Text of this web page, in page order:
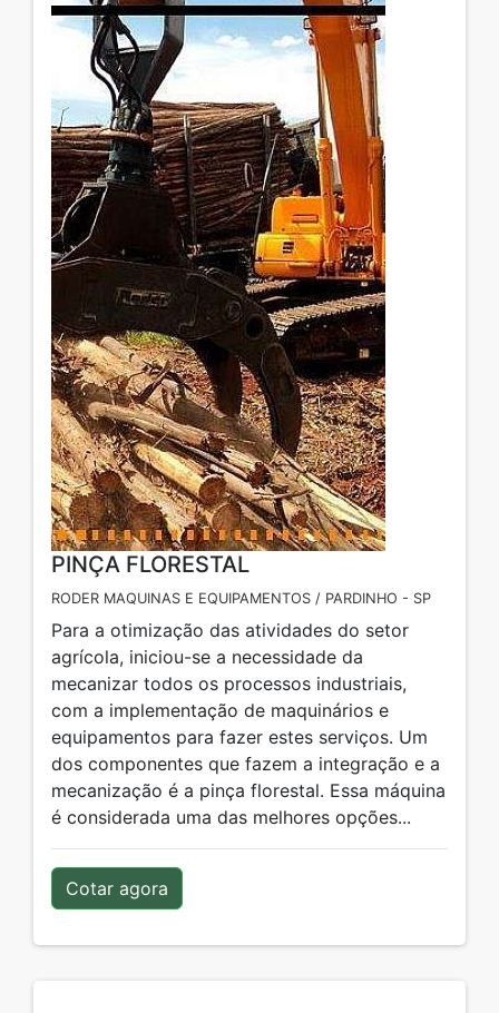
PINÇA FLORESTAL
RODER MAQUINAS E EQUIPAMENTOS / PARDINHO - SP
Para a otimização das atividades do setor
agrícola, iniciou-se a necessidade da
mecanizar todos os processos industriais,
com a implementação de maquinários e
equipamentos para fazer estes serviços. Um
dos componentes que fazem a integração e a
mecanização é a pinça florestal. Essa máquina
é considerada uma das melhores opções...
Cotar agora